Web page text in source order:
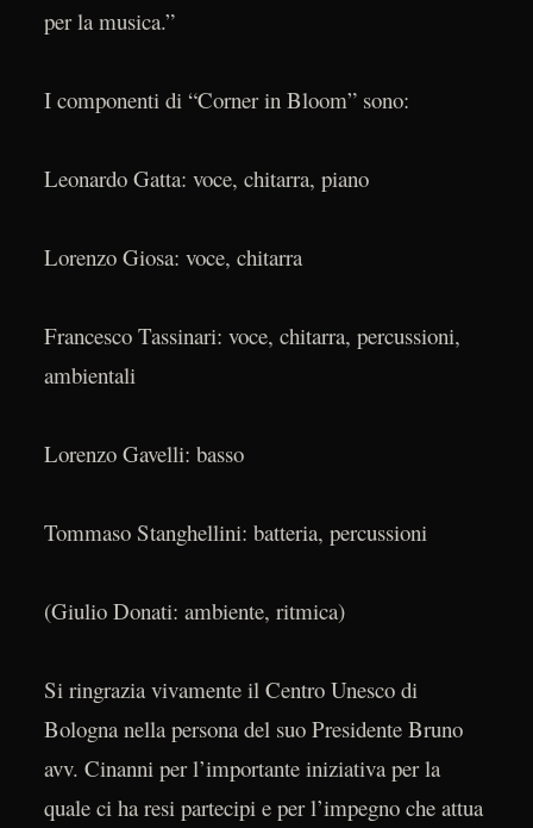
per la musica.”
I componenti di “Corner in Bloom” sono:
Leonardo Gatta: voce, chitarra, piano
Lorenzo Giosa: voce, chitarra
Francesco Tassinari: voce, chitarra, percussioni,
ambientali
Lorenzo Gavelli: basso
Tommaso Stanghellini: batteria, percussioni
(Giulio Donati: ambiente, ritmica)
Si ringrazia vivamente il Centro Unesco di
Bologna nella persona del suo Presidente Bruno
avv. Cinanni per l’importante iniziativa per la
quale ci ha resi partecipi e per l’impegno che attua